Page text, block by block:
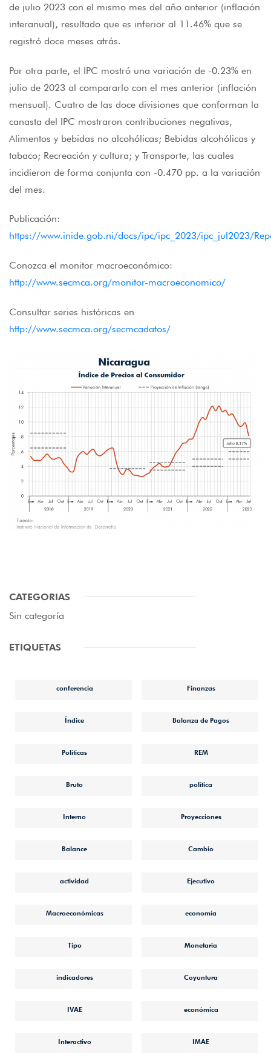
de julio 2023 con el mismo mes del año anterior (inflación
interanual), resultado que es inferior al 11.46% que se
registró doce meses atrás.
Por otra parte, el IPC mostró una variación de -0.23% en
julio de 2023 al compararlo con el mes anterior (inflación
mensual). Cuatro de las doce divisiones que conforman la
canasta del IPC mostraron contribuciones negativas,
Alimentos y bebidas no alcohólicas; Bebidas alcohólicas y
tabaco; Recreación y cultura; y Transporte, las cuales
incidieron de forma conjunta con -0.470 pp. a la variación
del mes.
Publicación:
https://www.inide.gob.ni/docs/ipc/ipc_2023/ipc_jul2023/
Conozca el monitor macroeconómico:
http://www.secmca.org/monitor-macroeconomico/
Consultar series históricas en
http://www.secmca.org/secmcadatos/
CATEGORIAS
Sin categoría
ETIQUETAS
conferencia Finanzas
Índice Balanza de Pagos
Políticas REM
Bruto política
Interno Proyecciones
Balance Cambio
actividad Ejecutivo
Macroeconómicas economía
Tipo Monetaria
indicadores Coyuntura
IVAE económica
Interactivo IMAE